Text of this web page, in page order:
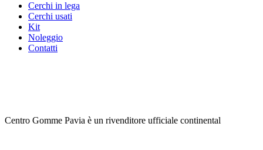
Cerchi in lega
Cerchi usati
Kit
Noleggio
Contatti
Centro Gomme Pavia è un rivenditore ufficiale continental